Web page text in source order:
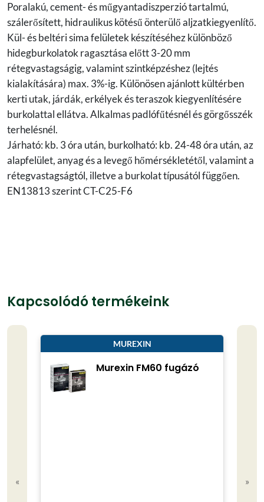
Poralakú, cement- és műgyantadiszperzió tartalmú,
szálerősített, hidraulikus kötésű önterülő aljzatkiegyenlítő.
Kül- és beltéri sima felületek készítéséhez különböző
hidegburkolatok ragasztása előtt 3-20 mm
rétegvastagságig, valamint szintképzéshez (lejtés
kialakítására) max. 3%-ig. Különösen ajánlott kültérben
kerti utak, járdák, erkélyek és teraszok kiegyenlítésére
burkolattal ellátva. Alkalmas padlófűtésnél és görgősszék
terhelésnél.
Járható: kb. 3 óra után, burkolható: kb. 24-48 óra után, az
alapfelület, anyag és a levegő hőmérsékletétől, valamint a
rétegvastagságtól, illetve a burkolat típusától függően.
EN13813 szerint CT-C25-F6
Kapcsolódó termékeink
«
MUREXIN
Murexin FM60 fugázó
»